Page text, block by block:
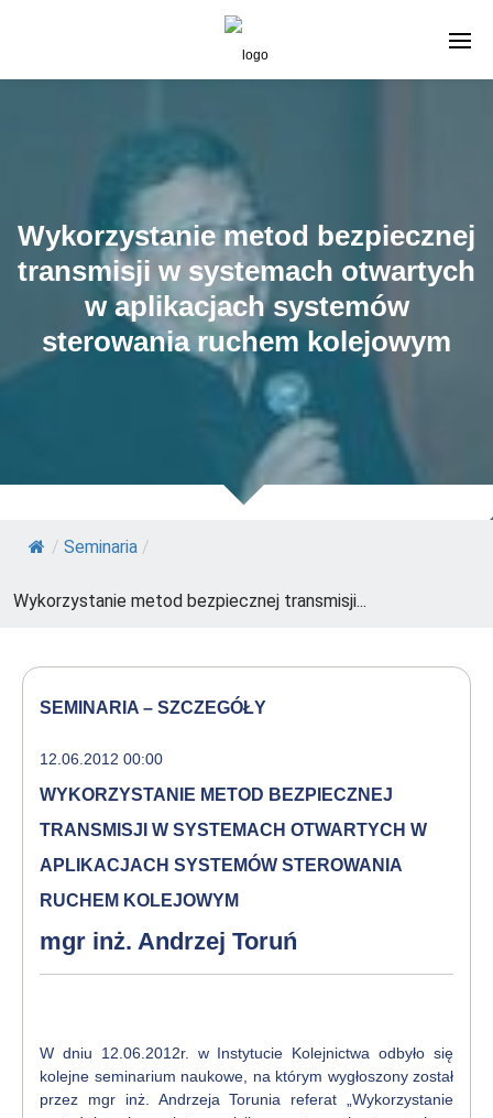
Wykorzystanie metod bezpiecznej
transmisji w systemach otwartych
w aplikacjach systemów
sterowania ruchem kolejowym
/ Seminaria /
Wykorzystanie metod bezpiecznej transmisji...
SEMINARIA – SZCZEGÓŁY
12.06.2012 00:00
WYKORZYSTANIE METOD BEZPIECZNEJ
TRANSMISJI W SYSTEMACH OTWARTYCH W
APLIKACJACH SYSTEMÓW STEROWANIA
RUCHEM KOLEJOWYM
mgr inż. Andrzej Toruń
W dniu 12.06.2012r. w Instytucie Kolejnictwa odbyło się
kolejne seminarium naukowe, na którym wygłoszony został
przez mgr inż. Andrzeja Torunia referat „Wykorzystanie